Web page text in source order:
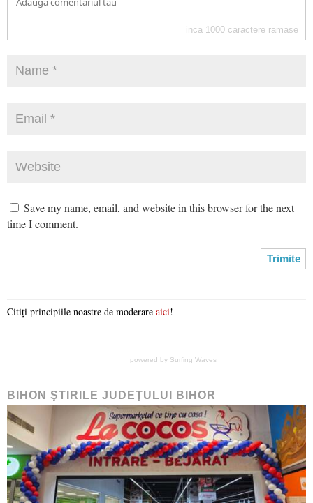
inca 1000 caractere ramase
Save my name, email, and website in this browser for the next
time I comment.
Citiți principiile noastre de moderare aici!
powered by Surfing Waves
BIHON ŞTIRILE JUDEŢULUI BIHOR